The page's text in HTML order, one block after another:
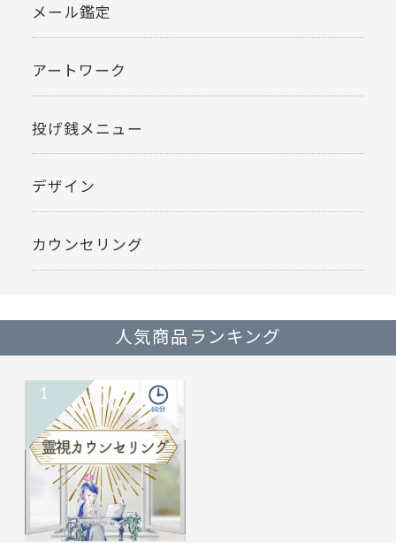
メール鑑定
アートワーク
投げ銭メニュー
デザイン
カウンセリング
人気商品ランキング
1